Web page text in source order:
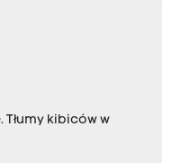
kibiców w